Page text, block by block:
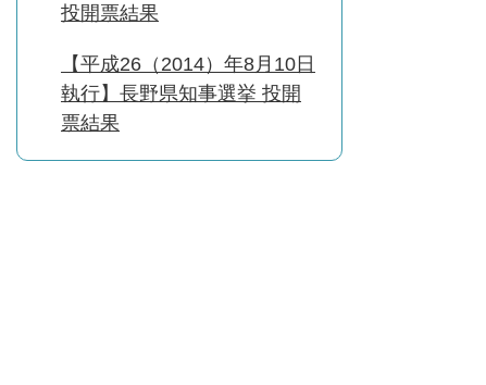
投開票結果
【平成26（2014）年8月10日
執行】長野県知事選挙 投開
票結果